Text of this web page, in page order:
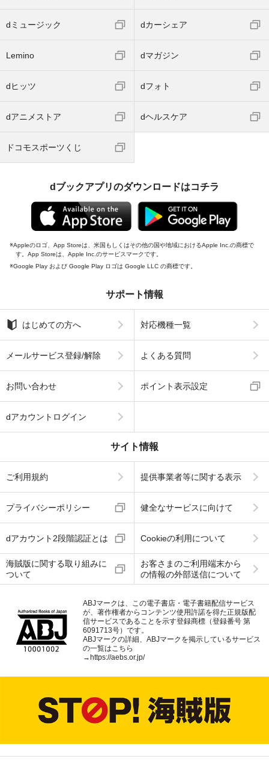
dミュージック dカーシェア
Lemino dマガジン
dヒッツ dフォト
dアニメストア dヘルスケア
ドコモスポーツくじ
dブックアプリのダウンロードはコチラ
Appleのロゴ、App Storeは、米国もしくはその他の国や地域におけるApple Inc.の商標で
す。App Storeは、Apple Inc.のサービスマークです。
Google Play および Google Play ロゴは Google LLC の商標です。
サポート情報
はじめての方へ 対応機種一覧
メールサービス登録/解除 よくある質問
お問い合わせ ポイント表示設定
dアカウントログイン
サイト情報
ご利用規約 提供事業者等に関する表示
プライバシーポリシー 健全なサービスに向けて
dアカウント2段階認証とは Cookieの利用について
海賊版に関する取り組みに
ついて
お客さまのご利用端末から
の情報の外部送信について
ABJマークは、この電子書店・電子書籍配信サービス
が、著作権者からコンテンツ使用許諾を得た正規版配
信サービスであることを示す登録商標（登録番号 第
6091713号）です。
ABJマークの詳細、ABJマークを掲示しているサービス
の一覧はこちら
→ https://aebs.or.jp/